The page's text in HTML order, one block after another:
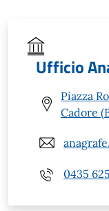
Ufficio
Piazza
Cadore
0435